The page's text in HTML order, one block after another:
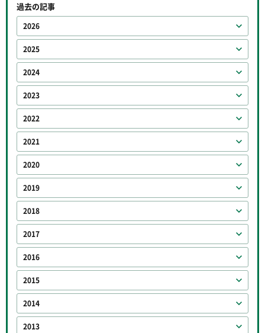
過去の記事
2026
2025
2024
2023
2022
2021
2020
2019
2018
2017
2016
2015
2014
2013